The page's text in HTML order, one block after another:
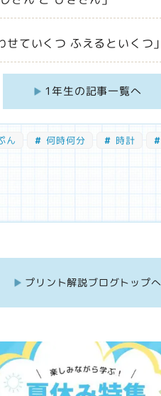
ていくつ ふえるといくつ」
1年生の記事一覧へ
ん 何時何分 時計
プリント解説ブログトップへ